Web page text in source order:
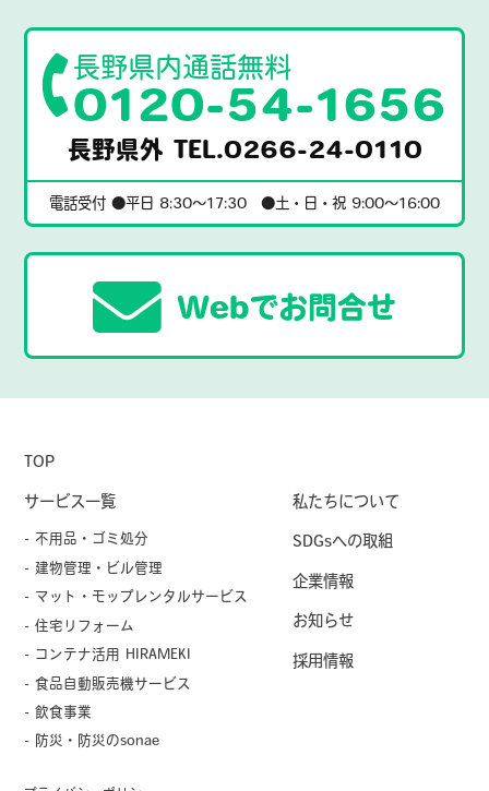
長野県内通話無料
0120-54-1656
長野県外 TEL.0266-24-0110
電話受付 ●平日 8:30〜17:30 ●土・日・祝 9:00〜16:00
Webでお問合せ
TOP
サービス一覧
- 不用品・ゴミ処分
- 建物管理・ビル管理
- マット・モップレンタルサービス
- 住宅リフォーム
- コンテナ活用 HIRAMEKI
- 食品自動販売機サービス
- 飲食事業
- 防災・防災のsonae
私たちについて
SDGsへの取組
企業情報
お知らせ
採用情報